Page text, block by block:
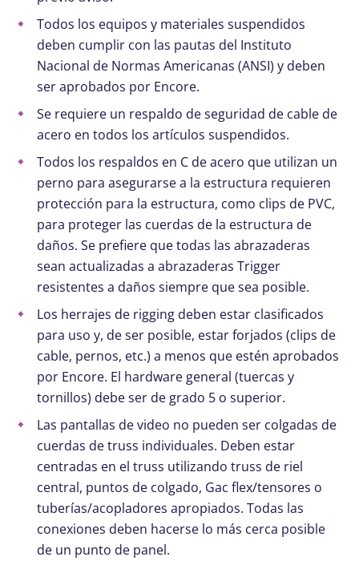
Todos los equipos y materiales suspendidos
deben cumplir con las pautas del Instituto
Nacional de Normas Americanas (ANSI) y deben
ser aprobados por Encore.
Se requiere un respaldo de seguridad de cable de
acero en todos los artículos suspendidos.
Todos los respaldos en C de acero que utilizan un
perno para asegurarse a la estructura requieren
protección para la estructura, como clips de PVC,
para proteger las cuerdas de la estructura de
daños. Se prefiere que todas las abrazaderas
sean actualizadas a abrazaderas Trigger
resistentes a daños siempre que sea posible.
Los herrajes de rigging deben estar clasificados
para uso y, de ser posible, estar forjados (clips de
cable, pernos, etc.) a menos que estén aprobados
por Encore. El hardware general (tuercas y
tornillos) debe ser de grado 5 o superior.
Las pantallas de video no pueden ser colgadas de
cuerdas de truss individuales. Deben estar
centradas en el truss utilizando truss de riel
central, puntos de colgado, Gac flex/tensores o
tuberías/acopladores apropiados. Todas las
conexiones deben hacerse lo más cerca posible
de un punto de panel.